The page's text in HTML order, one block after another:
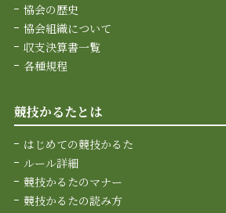
協会の歴史
協会組織について
収支決算書一覧
各種規程
競技かるたとは
はじめての競技かるた
ルール詳細
競技かるたのマナー
競技かるたの読み方